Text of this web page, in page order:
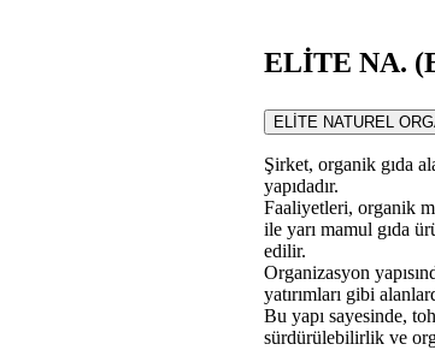
ELİTE NA.
ELİTE NATUREL
Şirket, organik gıda
yapıdadır.
Faaliyetleri, organik
ile yarı mamul gıda
edilir.
Organizasyon
yatırımları gibi
Bu yapı sayesinde,
sürdürülebilirlik ve